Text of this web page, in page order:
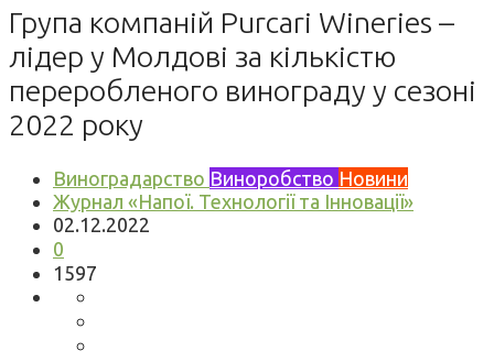
Група компаній Purcari Wineries –
лідер у Молдові за кількістю
переробленого винограду у сезоні
2022 року
Виноградарство Виноробство Новини
Журнал «Напої. Технології та Інновації»
02.12.2022
0
1597